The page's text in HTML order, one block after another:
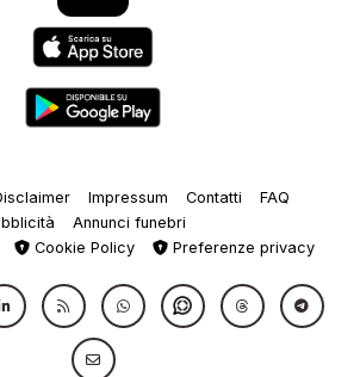
Impressum Contatti
FAQ
Annunci funebri
Cookie Policy Preferenze privacy